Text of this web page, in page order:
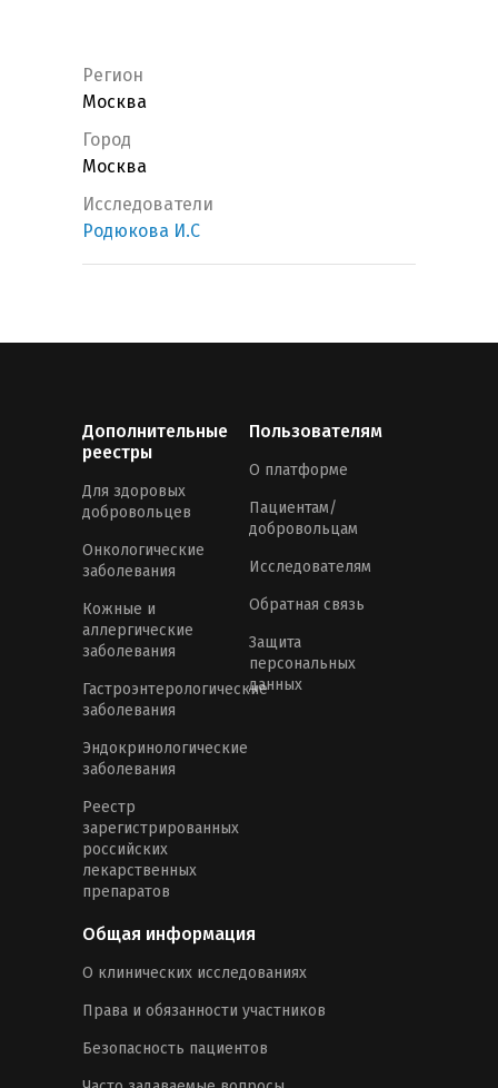
Регион
Москва
Город
Москва
Исследователи
Родюкова И.С
Дополнительные
реестры
Для здоровых
добровольцев
Онкологические
заболевания
Кожные и
аллергические
заболевания
Гастроэнтерологические
заболевания
Эндокринологические
заболевания
Реестр
зарегистрированных
российских
лекарственных
препаратов
Пользователям
О платформе
Пациентам/
добровольцам
Исследователям
Обратная связь
Защита
персональных
данных
Общая информация
О клинических исследованиях
Права и обязанности участников
Безопасность пациентов